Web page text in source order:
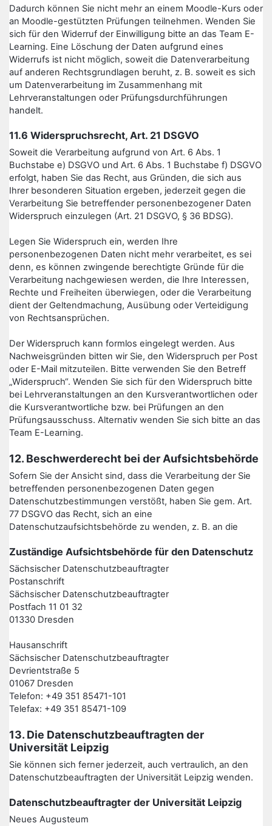
Dadurch können Sie nicht mehr an einem Moodle-Kurs oder
an Moodle-gestützten Prüfungen teilnehmen. Wenden Sie
sich für den Widerruf der Einwilligung bitte an das Team E-
Learning. Eine Löschung der Daten aufgrund eines
Widerrufs ist nicht möglich, soweit die Datenverarbeitung
auf anderen Rechtsgrundlagen beruht, z. B. soweit es sich
um Datenverarbeitung im Zusammenhang mit
Lehrveranstaltungen oder Prüfungsdurchführungen
handelt.
11.6 Widerspruchsrecht, Art. 21 DSGVO
Soweit die Verarbeitung aufgrund von Art. 6 Abs. 1
Buchstabe e) DSGVO und Art. 6 Abs. 1 Buchstabe f) DSGVO
erfolgt, haben Sie das Recht, aus Gründen, die sich aus
Ihrer besonderen Situation ergeben, jederzeit gegen die
Verarbeitung Sie betreffender personenbezogener Daten
Widerspruch einzulegen (Art. 21 DSGVO, § 36 BDSG).
Legen Sie Widerspruch ein, werden Ihre
personenbezogenen Daten nicht mehr verarbeitet, es sei
denn, es können zwingende berechtigte Gründe für die
Verarbeitung nachgewiesen werden, die Ihre Interessen,
Rechte und Freiheiten überwiegen, oder die Verarbeitung
dient der Geltendmachung, Ausübung oder Verteidigung
von Rechtsansprüchen.
Der Widerspruch kann formlos eingelegt werden. Aus
Nachweisgründen bitten wir Sie, den Widerspruch per Post
oder E-Mail mitzuteilen. Bitte verwenden Sie den Betreff
„Widerspruch“. Wenden Sie sich für den Widerspruch bitte
bei Lehrveranstaltungen an den Kursverantwortlichen oder
die Kursverantwortliche bzw. bei Prüfungen an den
Prüfungsausschuss. Alternativ wenden Sie sich bitte an das
Team E-Learning.
12. Beschwerderecht bei der Aufsichtsbehörde
Sofern Sie der Ansicht sind, dass die Verarbeitung der Sie
betreffenden personenbezogenen Daten gegen
Datenschutzbestimmungen verstößt, haben Sie gem. Art.
77 DSGVO das Recht, sich an eine
Datenschutzaufsichtsbehörde zu wenden, z. B. an die
Zuständige Aufsichtsbehörde für den Datenschutz
Sächsischer Datenschutzbeauftragter
Postanschrift
Sächsischer Datenschutzbeauftragter
Postfach 11 01 32
01330 Dresden
Hausanschrift
Sächsischer Datenschutzbeauftragter
Devrientstraße 5
01067 Dresden
Telefon: +49 351 85471-101
Telefax: +49 351 85471-109
13. Die Datenschutzbeauftragten der
Universität Leipzig
Sie können sich ferner jederzeit, auch vertraulich, an den
Datenschutzbeauftragten der Universität Leipzig wenden.
Datenschutzbeauftragter der Universität Leipzig
Neues Augusteum